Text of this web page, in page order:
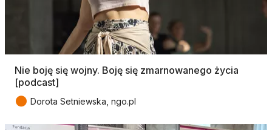
Nie boję się wojny. Boję się zmarnowanego życia
[podcast]
● Dorota Setniewska, ngo.pl